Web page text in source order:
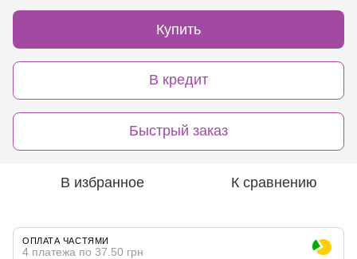
Купить
В кредит
Быстрый заказ
В избранное К сравнению
ОПЛАТА ЧАСТЯМИ
4 платежа по 37.50 грн